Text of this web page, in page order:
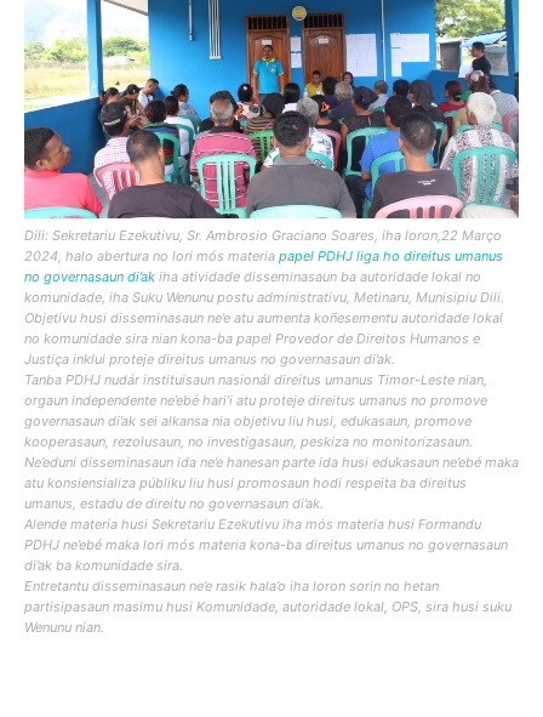
Dili: Sekretariu Ezekutivu, Sr. Ambrosio Graciano Soares, iha loron,22 Março
2024, halo abertura no lori mós materia papel PDHJ liga ho direitus umanus
no governasaun di’ak iha atividade disseminasaun ba autoridade lokal no
komunidade, iha Suku Wenunu postu administrativu, Metinaru, Munisipiu Dili.
Objetivu husi disseminasaun ne’e atu aumenta koñesementu autoridade lokal
no komunidade sira nian kona-ba papel Provedor de Direitos Humanos e
Justiça inklui proteje direitus umanus no governasaun di’ak.
Tanba PDHJ nudár instituisaun nasionál direitus umanus Timor-Leste nian,
orgaun independente ne’ebé hari’i atu proteje direitus umanus no promove
governasaun di’ak sei alkansa nia objetivu liu husi, edukasaun, promove
kooperasaun, rezolusaun, no investigasaun, peskiza no monitorizasaun.
Ne’eduni disseminasaun ida ne’e hanesan parte ida husi edukasaun ne’ebé maka
atu konsiensializa públiku liu husi promosaun hodi respeita ba direitus
umanus, estadu de direitu no governasaun di’ak.
Alende materia husi Sekretariu Ezekutivu iha mós materia husi Formandu
PDHJ ne’ebé maka lori mós materia kona-ba direitus umanus no governasaun
di’ak ba komunidade sira.
Entretantu disseminasaun ne’e rasik hala’o iha loron sorin no hetan
partisipasaun masimu husi Komunidade, autoridade lokal, OPS, sira husi suku
Wenunu nian.